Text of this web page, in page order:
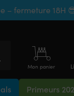
– fermeture 18H
Mon panier
Primeurs